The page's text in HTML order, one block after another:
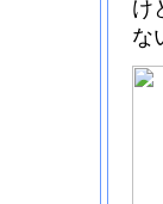
け
な